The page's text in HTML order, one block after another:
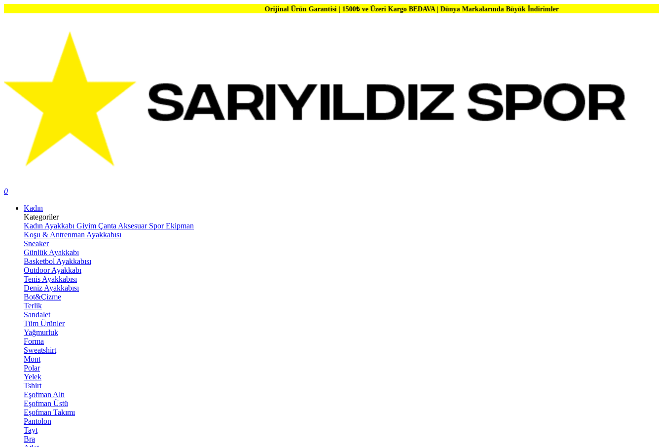
Orijinal Ürün Garantisi | 1500₺ ve Üzeri Kargo BEDAVA | Dünya Markalarında Büyük İndirimler
0
Kadın
Kategoriler
Kadın Ayakkabı Giyim Çanta Aksesuar Spor Ekipman
Koşu & Antrenman Ayakkabısı
Sneaker
Günlük Ayakkabı
Basketbol Ayakkabısı
Outdoor Ayakkabı
Tenis Ayakkabısı
Deniz Ayakkabısı
Bot&Çizme
Terlik
Sandalet
Tüm Ürünler
Yağmurluk
Forma
Sweatshirt
Mont
Polar
Yelek
Tshirt
Eşofman Altı
Eşofman Üstü
Eşofman Takımı
Pantolon
Tayt
Bra